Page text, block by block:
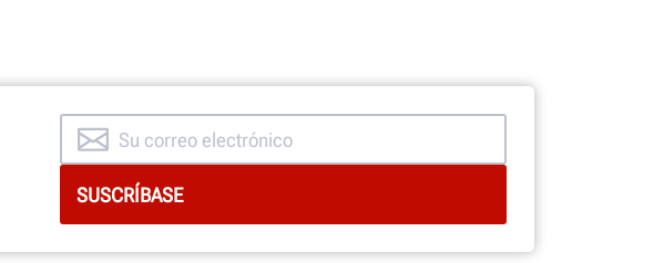
investigación y desarrollo de